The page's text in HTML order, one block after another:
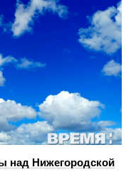
над Нижегородской